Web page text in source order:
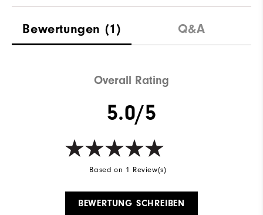
Bewertungen (1) Q&A
Overall Rating
5.0/5
Based on 1 Review(s)
BEWERTUNG SCHREIBEN